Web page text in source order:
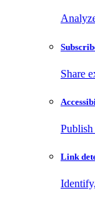
Share
Publish
Link